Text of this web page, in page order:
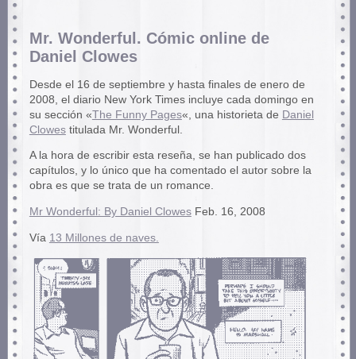
Mr. Wonderful. Cómic online de
Daniel Clowes
Desde el 16 de septiembre y hasta finales de enero de
2008, el diario New York Times incluye cada domingo en
su sección «The Funny Pages«, una historieta de Daniel
Clowestitulada Mr. Wonderful.
A la hora de escribir esta reseña, se han publicado dos
capítulos, y lo único que ha comentado el autor sobre la
obra es que se trata de un romance.
Mr Wonderful: By Daniel ClowesFeb. 16, 2008
Vía 13 Millones de naves.